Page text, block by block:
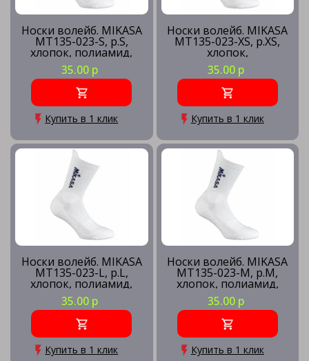
Носки волейб. MIKASA
MT135-023-S, р.S,
хлопок, полиамид,
эластан, белый
35.00 р
Купить в 1 клик
Носки волейб. MIKASA
MT135-023-XS, р.XS,
хлопок,
полиамид,эластан,
белый
35.00 р
Купить в 1 клик
Носки волейб. MIKASA
MT135-023-L, р.L,
хлопок, полиамид,
эластан, белый
35.00 р
Купить в 1 клик
Носки волейб. MIKASA
MT135-023-M, р.M,
хлопок, полиамид,
эластан, белый
35.00 р
Купить в 1 клик